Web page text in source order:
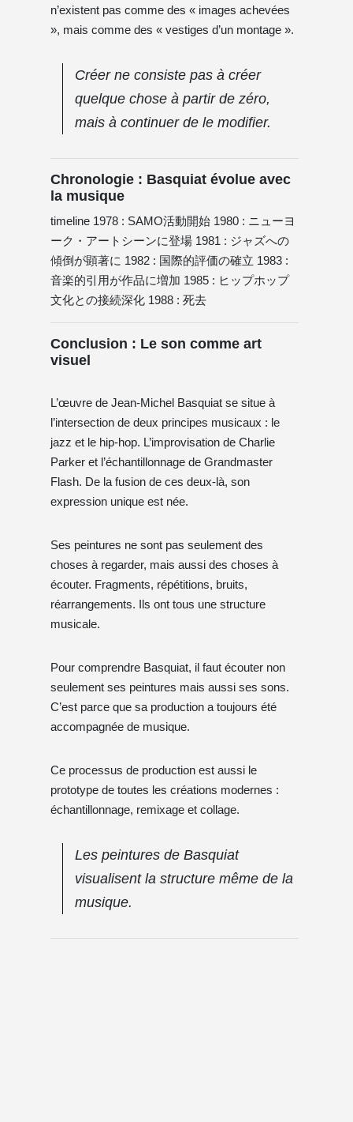
n’existent pas comme des « images achevées
», mais comme des « vestiges d’un montage ».
Créer ne consiste pas à créer
quelque chose à partir de zéro,
mais à continuer de le modifier.
Chronologie : Basquiat évolue avec
la musique
timeline 1978 : SAMO活動開始 1980 : ニューヨ
ーク・アートシーンに登場 1981 : ジャズへの
傾倒が顕著に 1982 : 国際的評価の確立 1983 :
音楽的引用が作品に増加 1985 : ヒップホップ
文化との接続深化 1988 : 死去
Conclusion : Le son comme art
visuel
L’œuvre de Jean-Michel Basquiat se situe à
l’intersection de deux principes musicaux : le
jazz et le hip-hop. L’improvisation de Charlie
Parker et l’échantillonnage de Grandmaster
Flash. De la fusion de ces deux-là, son
expression unique est née.
Ses peintures ne sont pas seulement des
choses à regarder, mais aussi des choses à
écouter. Fragments, répétitions, bruits,
réarrangements. Ils ont tous une structure
musicale.
Pour comprendre Basquiat, il faut écouter non
seulement ses peintures mais aussi ses sons.
C’est parce que sa production a toujours été
accompagnée de musique.
Ce processus de production est aussi le
prototype de toutes les créations modernes :
échantillonnage, remixage et collage.
Les peintures de Basquiat
visualisent la structure même de la
musique.